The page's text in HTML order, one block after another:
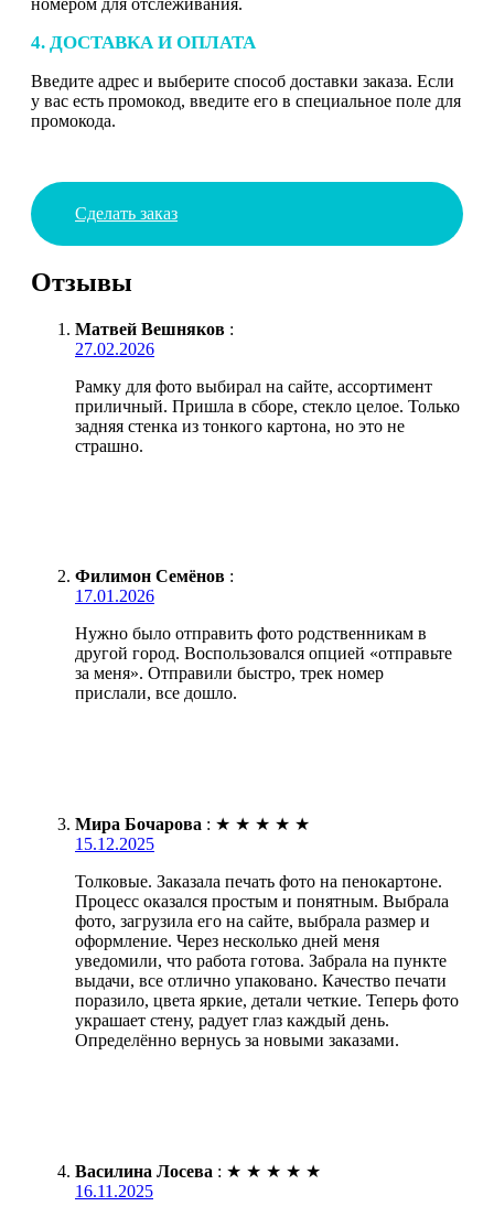
4. ДОСТАВКА И ОПЛАТА
Введите адрес и выберите способ доставки заказа. Если
у вас есть промокод, введите его в специальное поле для
промокода.
Сделать заказ
Отзывы
Матвей Вешняков :
27.02.2026
Рамку для фото выбирал на сайте, ассортимент
приличный. Пришла в сборе, стекло целое. Только
задняя стенка из тонкого картона, но это не
страшно.
Филимон Семёнов :
17.01.2026
Нужно было отправить фото родственникам в
другой город. Воспользовался опцией «отправьте
за меня». Отправили быстро, трек номер
прислали, все дошло.
Мира Бочарова : ★ ★ ★ ★ ★
15.12.2025
Толковые. Заказала печать фото на пенокартоне.
Процесс оказался простым и понятным. Выбрала
фото, загрузила его на сайте, выбрала размер и
оформление. Через несколько дней меня
уведомили, что работа готова. Забрала на пункте
выдачи, все отлично упаковано. Качество печати
поразило, цвета яркие, детали четкие. Теперь фото
украшает стену, радует глаз каждый день.
Определённо вернусь за новыми заказами.
Василина Лосева : ★ ★ ★ ★ ★
16.11.2025